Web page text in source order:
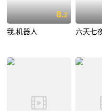
8.2
我,机器人 六天七